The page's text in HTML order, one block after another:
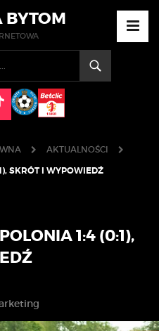
BYTOM
AKTUALNOŚCI
SKRÓT I WYPOWIEDŹ
1:4 (0:1),